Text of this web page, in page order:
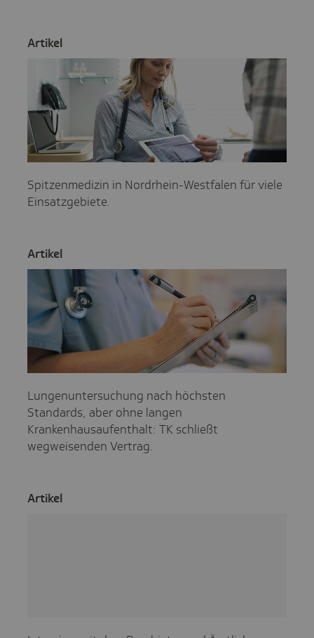
Artikel
Spitzenmedizin in Nordrhein-Westfalen für viele
Einsatzgebiete.
Artikel
Lungenuntersuchung nach höchsten
Standards, aber ohne langen
Krankenhausaufenthalt: TK schließt
wegweisenden Vertrag.
Artikel